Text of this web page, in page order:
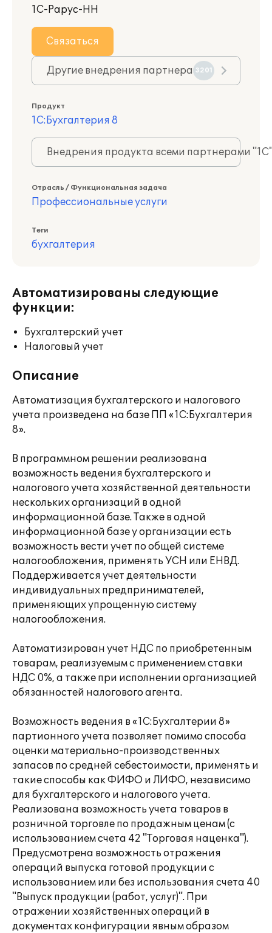
1С-Рарус-НН
Связаться
Другие внедрения партнера 3201
Продукт
1С:Бухгалтерия 8
Внедрения продукта всеми партнерами
Отрасль / Функциональная задача
Профессиональные услуги
Теги
бухгалтерия
Автоматизированы следующие
функции:
Бухгалтерский учет
Налоговый учет
Описание
Автоматизация бухгалтерского и налогового
учета произведена на базе ПП «1С:Бухгалтерия
8».
В программном решении реализована
возможность ведения бухгалтерского и
налогового учета хозяйственной деятельности
нескольких организаций в одной
информационной базе. Также в одной
информационной базе у организации есть
возможность вести учет по общей системе
налогообложения, применять УСН или ЕНВД.
Поддерживается учет деятельности
индивидуальных предпринимателей,
применяющих упрощенную систему
налогообложения.
Автоматизирован учет НДС по приобретенным
товарам, реализуемым с применением ставки
НДС 0%, а также при исполнении организацией
обязанностей налогового агента.
Возможность ведения в «1С:Бухгалтерии 8»
партионного учета позволяет помимо способа
оценки материально-производственных
запасов по средней себестоимости, применять и
такие способы как ФИФО и ЛИФО, независимо
для бухгалтерского и налогового учета.
Реализована возможность учета товаров в
розничной торговле по продажным ценам (с
использованием счета 42 "Торговая наценка").
Предусмотрена возможность отражения
операций выпуска готовой продукции с
использованием или без использования счета 40
"Выпуск продукции (работ, услуг)". При
отражении хозяйственных операций в
документах конфигурации явным образом